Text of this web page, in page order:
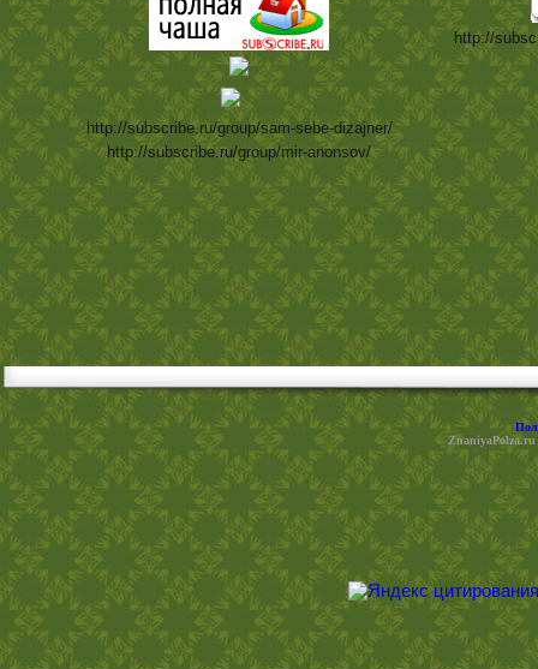
http://subscribe.ru/group/sam-sebe-dizajner/
http://subscribe.ru/group/mir-anonsov/
http://